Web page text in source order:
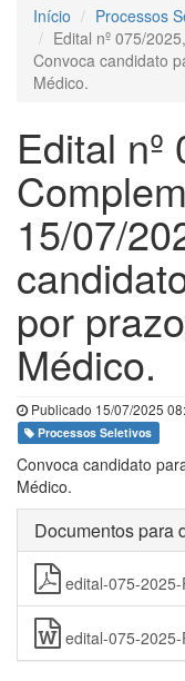
Início
Processos
Edital nº 075/
Convoca candidato
Médico.
Edital nº
15/07/
por
Médico.
Publicado 15/07/2025
Processos Seletivos
Convoca candidato
Médico.
Documentos para
edital-075-2025-
edital-075-2025-